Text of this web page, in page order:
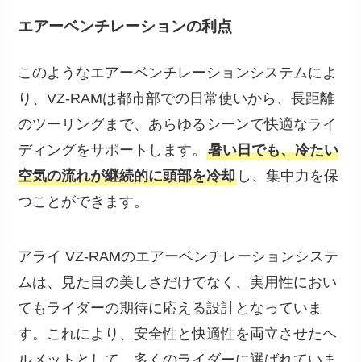
エアーベンチレーションの利点
このようなエアーベンチレーションシステムによ
り、VZ-RAMは都市部での日常使いから、長距離
のツーリングまで、あらゆるシーンで快適なライ
ディングをサポートします。暑い日でも、冷たい
空気の流れが継続的に頭部を冷却 し、集中力を保
つことができます。
アライ VZ-RAMのエアーベンチレーションシステ
ムは、見た目の美しさだけでなく、実用性におい
てもライダーの期待に応える設計となっていま
す。これにより、安全性と快適性を両立させたヘ